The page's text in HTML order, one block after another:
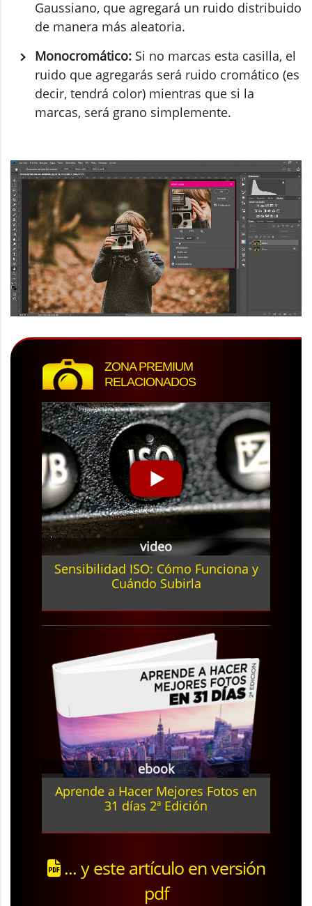
Gaussiano, que agregará un ruido distribuido
de manera más aleatoria.
Monocromático: Si no marcas esta casilla, el
ruido que agregarás será ruido cromático (es
decir, tendrá color) mientras que si la
marcas, será grano simplemente.
ZONA PREMIUM
RELACIONADOS
video
Sensibilidad ISO: Cómo Funciona y
Cuándo Subirla
ebook
Aprende a Hacer Mejores Fotos en
31 días 2ª Edición
... y este artículo en versión
pdf